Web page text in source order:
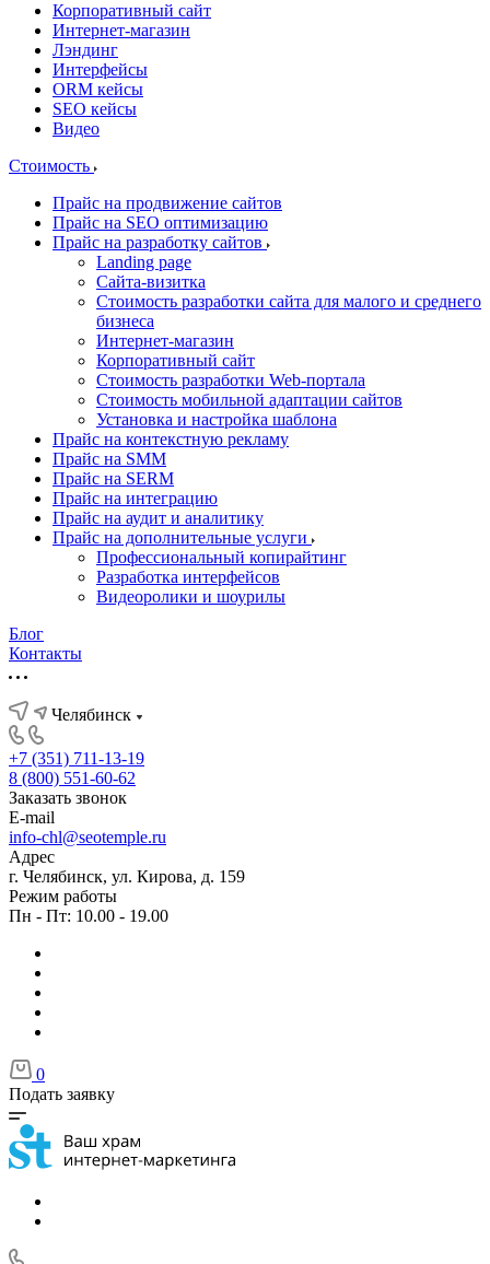
Корпоративный сайт
Интернет-магазин
Лэндинг
Интерфейсы
ORM кейсы
SEO кейсы
Видео
Стоимость
Прайс на продвижение сайтов
Прайс на SEO оптимизацию
Прайс на разработку сайтов
Landing page
Cайта-визитка
Стоимость разработки сайта для малого и среднего
бизнеса
Интернет-магазин
Корпоративный сайт
Стоимость разработки Web-портала
Стоимость мобильной адаптации сайтов
Установка и настройка шаблона
Прайс на контекстную рекламу
Прайс на SMM
Прайс на SERM
Прайс на интеграцию
Прайс на аудит и аналитику
Прайс на дополнительные услуги
Профессиональный копирайтинг
Разработка интерфейсов
Видеоролики и шоурилы
Блог
Контакты
Челябинск
+7 (351) 711-13-19
8 (800) 551-60-62
Заказать звонок
E-mail
info-chl@seotemple.ru
Адрес
г. Челябинск, ул. Кирова, д. 159
Режим работы
Пн - Пт: 10.00 - 19.00
0
Подать заявку